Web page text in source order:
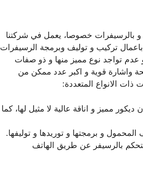
و بالرسيفرات خصوصا، يعمل في شركتنا
باعمال تركيب و توليف وبرمجة الرسيفرات
و عدم تواجد نوع مميز منها و ذو صفات
واشارة قوية و اكبر عدد ممكن من
ذات الانواع المتعددة:
مميز و اناقة عالية لا مثيل لها، كما
و برمجتها و توريدها و توليفها.
بالرسيفر عن طريق الهاتف